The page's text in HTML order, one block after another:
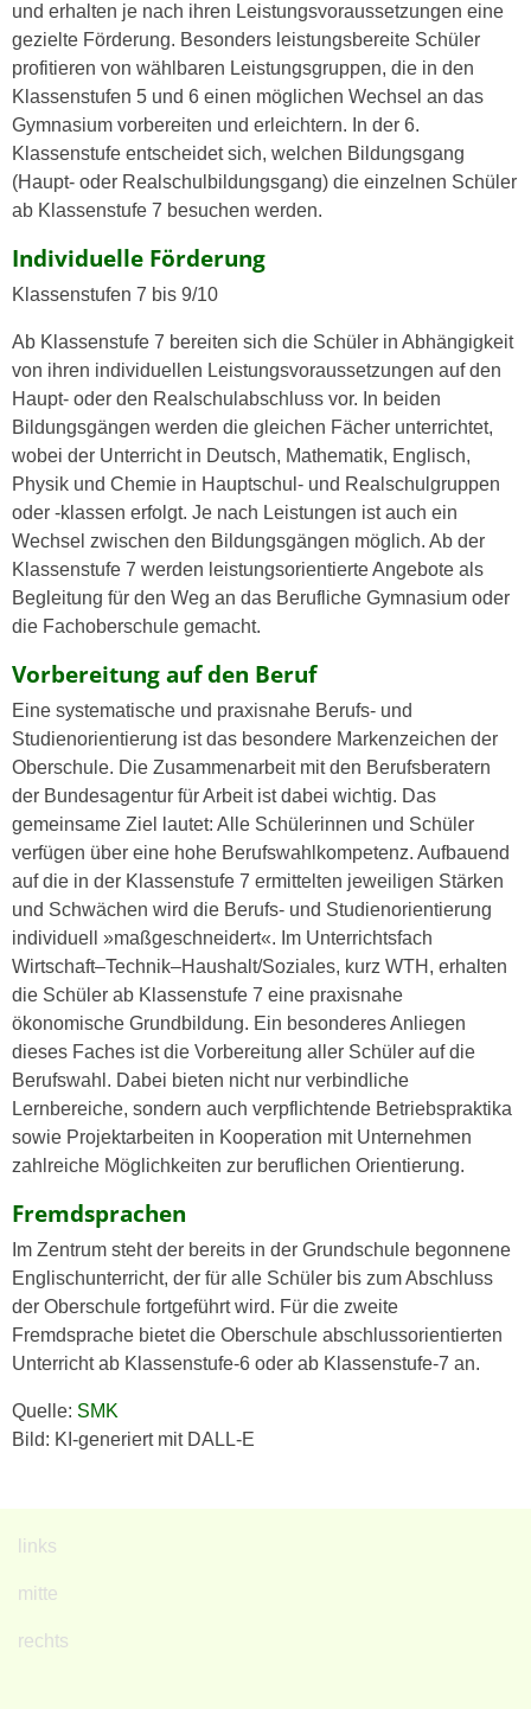
und erhalten je nach ihren Leistungsvoraussetzungen eine
gezielte Förderung. Besonders leistungsbereite Schüler
profitieren von wählbaren Leistungsgruppen, die in den
Klassenstufen 5 und 6 einen möglichen Wechsel an das
Gymnasium vorbereiten und erleichtern. In der 6.
Klassenstufe entscheidet sich, welchen Bildungsgang
(Haupt- oder Realschulbildungsgang) die einzelnen Schüler
ab Klassenstufe 7 besuchen werden.
Individuelle Förderung
Klassenstufen 7 bis 9/10
Ab Klassenstufe 7 bereiten sich die Schüler in Abhängigkeit
von ihren individuellen Leistungsvoraussetzungen auf den
Haupt- oder den Realschulabschluss vor. In beiden
Bildungsgängen werden die gleichen Fächer unterrichtet,
wobei der Unterricht in Deutsch, Mathematik, Englisch,
Physik und Chemie in Hauptschul- und Realschulgruppen
oder -klassen erfolgt. Je nach Leistungen ist auch ein
Wechsel zwischen den Bildungsgängen möglich. Ab der
Klassenstufe 7 werden leistungsorientierte Angebote als
Begleitung für den Weg an das Berufliche Gymnasium oder
die Fachoberschule gemacht.
Vorbereitung auf den Beruf
Eine systematische und praxisnahe Berufs- und
Studienorientierung ist das besondere Markenzeichen der
Oberschule. Die Zusammenarbeit mit den Berufsberatern
der Bundesagentur für Arbeit ist dabei wichtig. Das
gemeinsame Ziel lautet: Alle Schülerinnen und Schüler
verfügen über eine hohe Berufswahlkompetenz. Aufbauend
auf die in der Klassenstufe 7 ermittelten jeweiligen Stärken
und Schwächen wird die Berufs- und Studienorientierung
individuell »maßgeschneidert«. Im Unterrichtsfach
Wirtschaft–Technik–Haushalt/Soziales, kurz WTH, erhalten
die Schüler ab Klassenstufe 7 eine praxisnahe
ökonomische Grundbildung. Ein besonderes Anliegen
dieses Faches ist die Vorbereitung aller Schüler auf die
Berufswahl. Dabei bieten nicht nur verbindliche
Lernbereiche, sondern auch verpflichtende Betriebspraktika
sowie Projektarbeiten in Kooperation mit Unternehmen
zahlreiche Möglichkeiten zur beruflichen Orientierung.
Fremdsprachen
Im Zentrum steht der bereits in der Grundschule begonnene
Englischunterricht, der für alle Schüler bis zum Abschluss
der Oberschule fortgeführt wird. Für die zweite
Fremdsprache bietet die Oberschule abschlussorientierten
Unterricht ab Klassenstufe-6 oder ab Klassenstufe-7 an.
Quelle: SMK
Bild: KI-generiert mit DALL-E
links
mitte
rechts